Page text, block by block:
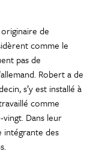
de
comme le
pas de
Robert a de
s’y est installé à
comme
Dans leur
intégrante des